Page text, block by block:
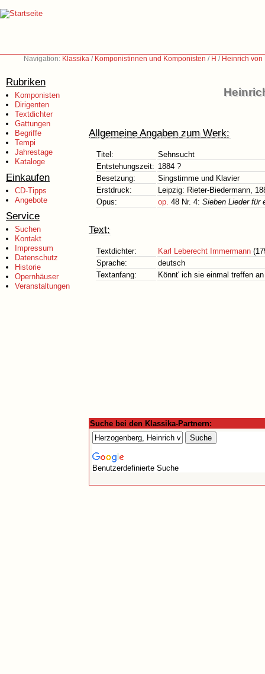
Navigation: Klassika / Komponistinnen und Komponisten / H / Heinrich
Rubriken
Komponisten
Dirigenten
Textdichter
Gattungen
Begriffe
Tempi
Jahrestage
Kataloge
Einkaufen
CD-Tipps
Angebote
Service
Suchen
Kontakt
Impressum
Datenschutz
Historie
Opernhäuser
Veranstaltungen
Allgemeine Angaben zum Werk:
Titel:
Sehnsucht
Entstehungszeit: 1884 ?
Besetzung:
Singstimme und Klavier
Erstdruck:
Leipzig: Rieter-Biedermann,
Opus:
op. 48 Nr. 4: Sieben Lieder für
Text:
Textdichter: Karl Leberecht Immermann
Sprache:
deutsch
Textanfang:
Könnt' ich sie einmal treffen an
Suche bei den Klassika-Partnern:
Benutzerdefinierte Suche